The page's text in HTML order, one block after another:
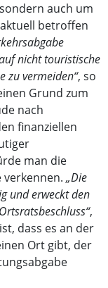
auch um
betroffen
nicht touristische
zu vermeiden“, so
Grund zum
nach
finanziellen
man die
„Die
und erweckt den
,
dass es an der
Ort gibt, der